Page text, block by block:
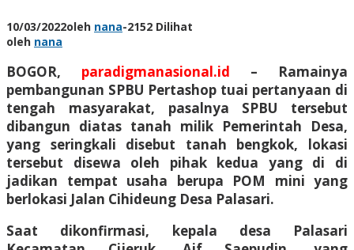
10/03/2022oleh nana-2152 Dilihat
oleh nana
BOGOR, paradigmanasional.id – Ramainya
pembangunan SPBU Pertashop tuai pertanyaan di
tengah masyarakat, pasalnya SPBU tersebut
dibangun diatas tanah milik Pemerintah Desa,
yang seringkali disebut tanah bengkok, lokasi
tersebut disewa oleh pihak kedua yang di di
jadikan tempat usaha berupa POM mini yang
berlokasi Jalan Cihideung Desa Palasari.
Saat dikonfirmasi, kepala desa Palasari